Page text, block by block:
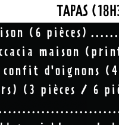
TAPAS
(6 pièces)
maison
confit d'oignons
(3 pièces / 6